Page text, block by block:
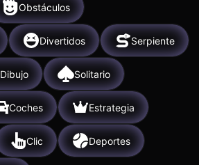
Obstáculos
Divertidos Serpiente
Dibujo Solitario
Coches Estrategia
Clic Deportes